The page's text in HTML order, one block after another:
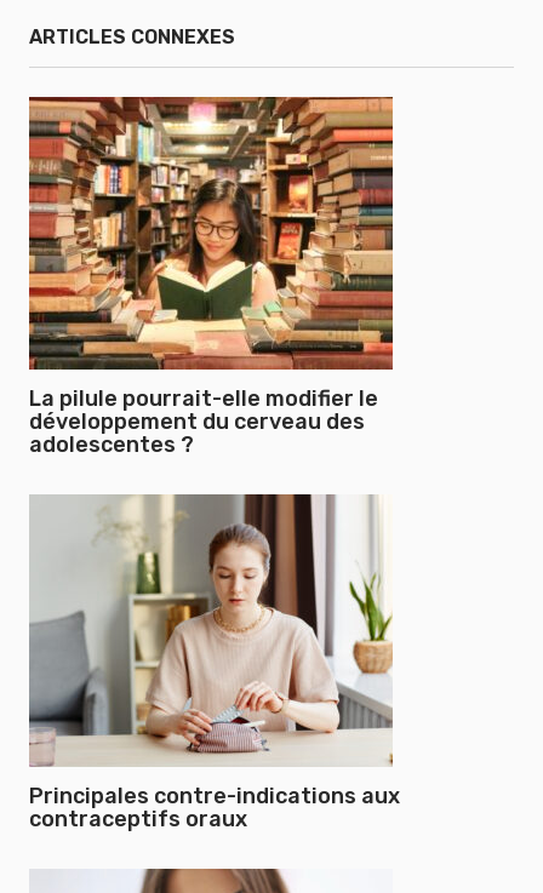
ARTICLES CONNEXES
La pilule pourrait-elle modifier le
développement du cerveau des
adolescentes ?
Principales contre-indications aux
contraceptifs oraux